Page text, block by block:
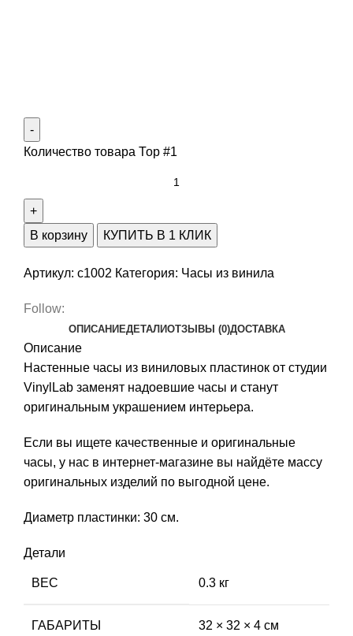
Количество товара Тор #1
В корзину КУПИТЬ В 1 КЛИК
Артикул: c1002 Категория: Часы из винила
Follow:
ОПИСАНИЕДЕТАЛИОТЗЫВЫ (0)ДОСТАВКА
Описание
Настенные часы из виниловых пластинок от студии
VinylLab заменят надоевшие часы и станут
оригинальным украшением интерьера.
Если вы ищете качественные и оригинальные
часы, у нас в интернет-магазине вы найдёте массу
оригинальных изделий по выгодной цене.
Диаметр пластинки: 30 см.
Детали
ВЕС 0.3 кг
ГАБАРИТЫ 32 × 32 × 4 см